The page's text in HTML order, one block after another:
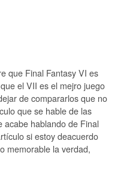
que Final Fantasy VI es
el VII es el mejro juego
de compararlos que no
que se hable de las
acabe hablando de Final
si estoy deacuerdo
memorable la verdad,